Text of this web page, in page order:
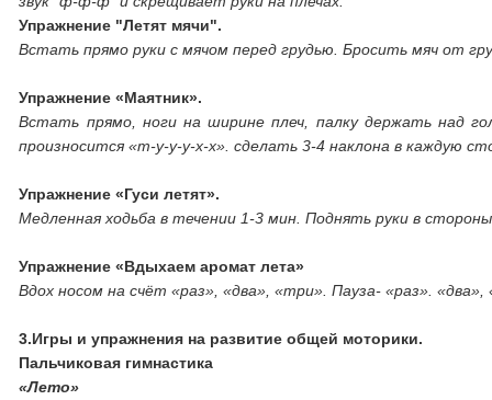
Упражнение "Летят мячи".
Встать прямо руки с мячом перед грудью. Бросить мяч от
Упражнение «Маятник».
Встать прямо, ноги на ширине плеч, палку держать над
произносится «т-у-у-у-х-х». сделать 3-4 наклона в каждую
Упражнение «Гуси летят».
Медленная ходьба в течении 1-3 мин. Поднять руки в
Упражнение «Вдыхаем аромат лета»
Вдох носом на счёт «раз», «два», «три». Пауза- «раз».
3.Игры и упражнения на развитие общей моторики.
Пальчиковая гимнастика
«Лето»